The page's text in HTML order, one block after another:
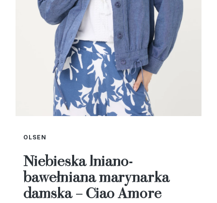
OLSEN
Niebieska lniano-
bawełniana marynarka
damska – Ciao Amore